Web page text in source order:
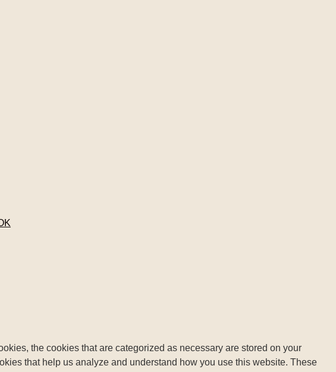
the cookies that are categorized as necessary are stored on your
that help us analyze and understand how you use this website. These